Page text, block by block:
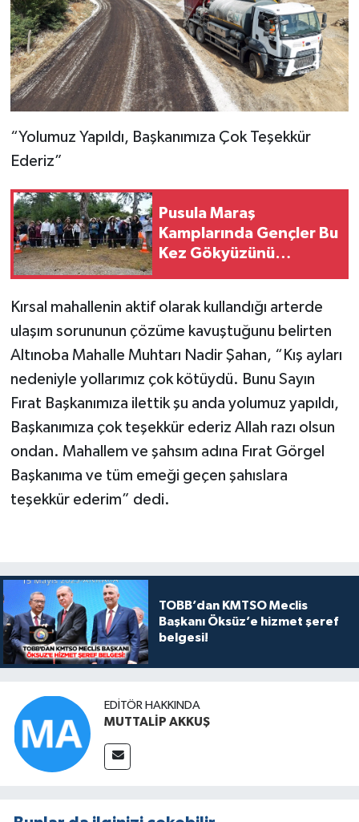
“Yolumuz Yapıldı, Başkanımıza Çok Teşekkür
Ederiz”
Pusula Maraş
Kamplarında Gençler Bu
Kez Gökyüzünü
Kırsal mahallenin aktif olarak kullandığı arterde
ulaşım sorununun çözüme kavuştuğunu belirten
Altınoba Mahalle Muhtarı Nadir Şahan, “Kış ayları
nedeniyle yollarımız çok kötüydü. Bunu Sayın
Fırat Başkanımıza ilettik şu anda yolumuz yapıldı,
Başkanımıza çok teşekkür ederiz Allah razı olsun
ondan. Mahallem ve şahsım adına Fırat Görgel
Başkanıma ve tüm emeği geçen şahıslara
teşekkür ederim” dedi.
TOBB’dan KMTSO Meclis
Başkanı Öksüz’e hizmet şeref
belgesi!
EDITÖR HAKKINDA
MUTTALİP AKKUŞ